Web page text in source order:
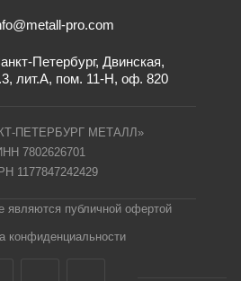
pro.com
Петербург, Двинская,
лит.А, пом. 11-Н, оф. 820
ПЕТЕРБУРГ МЕТАЛЛ»
7802626701
1177847242429
являются публичной офертой
конфиденциальности